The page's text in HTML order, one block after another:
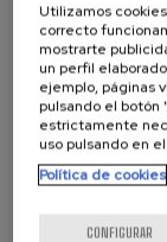
Utilizamos
correcto
mostrarte
un perfil
ejemplo, páginas
pulsando el botón
estrictamente
uso pulsando en
Política de cookies
CONFIGURAR